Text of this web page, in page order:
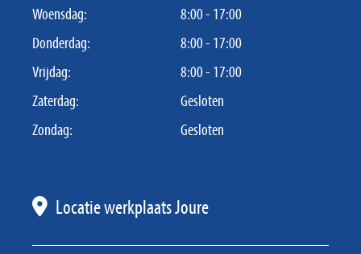
Woensdag:
8:00 - 17:00
Donderdag:
8:00 - 17:00
Vrijdag:
8:00 - 17:00
Zaterdag:
Gesloten
Zondag:
Gesloten
Locatie werkplaats Joure